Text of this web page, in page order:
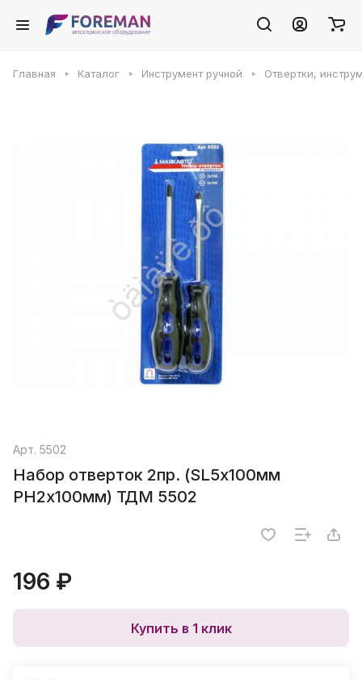
Главная Каталог Инструмент ручной Отвертки,
Арт. 5502
Набор отверток 2пр. (SL5х100мм
PH2х100мм) ТДМ 5502
196 ₽
Купить в 1 клик